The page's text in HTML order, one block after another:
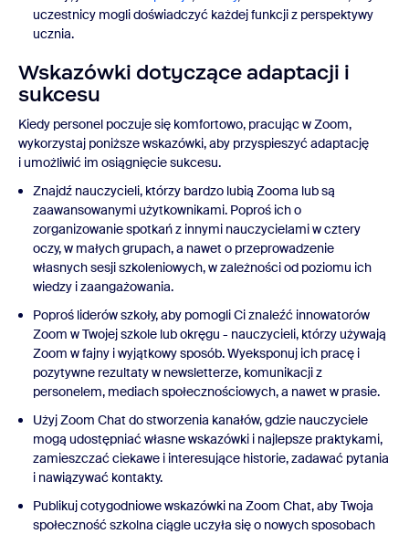
uczestnicy mogli doświadczyć każdej funkcji z perspektywy
ucznia.
Wskazówki dotyczące adaptacji i
sukcesu
Kiedy personel poczuje się komfortowo, pracując w Zoom,
wykorzystaj poniższe wskazówki, aby przyspieszyć adaptację
i umożliwić im osiągnięcie sukcesu.
Znajdź nauczycieli, którzy bardzo lubią Zooma lub są
zaawansowanymi użytkownikami. Poproś ich o
zorganizowanie spotkań z innymi nauczycielami w cztery
oczy, w małych grupach, a nawet o przeprowadzenie
własnych sesji szkoleniowych, w zależności od poziomu ich
wiedzy i zaangażowania.
Poproś liderów szkoły, aby pomogli Ci znaleźć innowatorów
Zoom w Twojej szkole lub okręgu - nauczycieli, którzy używają
Zoom w fajny i wyjątkowy sposób. Wyeksponuj ich pracę i
pozytywne rezultaty w newsletterze, komunikacji z
personelem, mediach społecznościowych, a nawet w prasie.
Użyj Zoom Chat do stworzenia kanałów, gdzie nauczyciele
mogą udostępniać własne wskazówki i najlepsze praktykami,
zamieszczać ciekawe i interesujące historie, zadawać pytania
i nawiązywać kontakty.
Publikuj cotygodniowe wskazówki na Zoom Chat, aby Twoja
społeczność szkolna ciągle uczyła się o nowych sposobach